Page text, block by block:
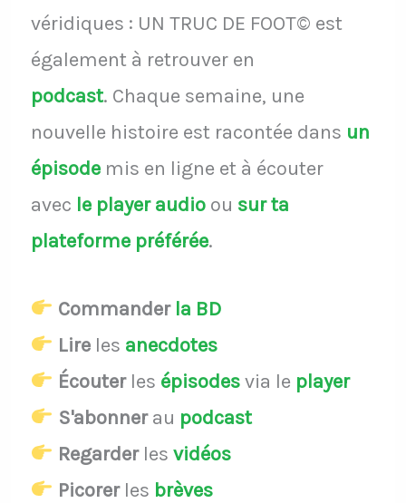
véridiques : UN TRUC DE FOOT© est
également à retrouver en
podcast. Chaque semaine, une
nouvelle histoire est racontée dans un
épisodemis en ligne et à écouter
avec le player audio ou sur ta
plateforme préférée.
Commander la BD
Lireles anecdotes
Écouterles épisodesvia le player
S'abonnerau podcast
Regarderles vidéos
Picorerles brèves